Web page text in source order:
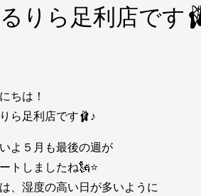
りら足利店です
ちは！
ら足利店です🩰♪
よ５月も最後の週が
トしましたね🗽⭐️
、湿度の高い日が多いように